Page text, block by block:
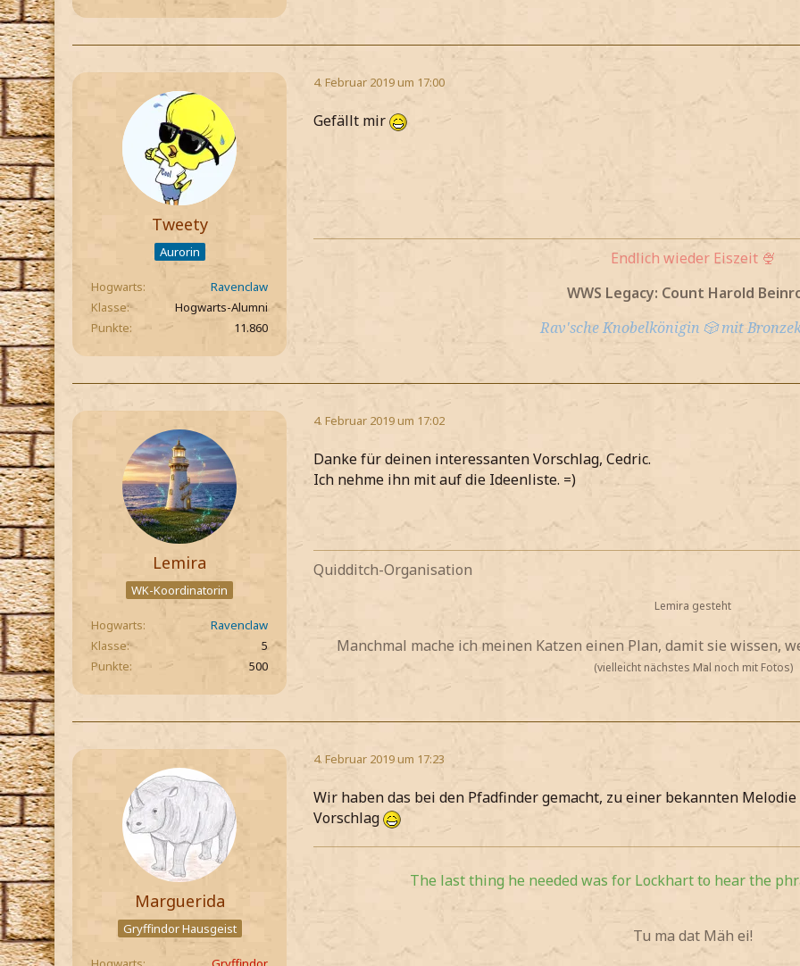
Tweety
Aurorin
Hogwarts
Ravenclaw
Klasse
Hogwarts-Alumni
Punkte
11.860
4. Februar 2019 um 17:00
Gefällt mir
Endlich wieder Eiszeit 🍨
WWS Legacy: Count Harold
Rav'sche Knobelkönigin 🎲 mit
Lemira
WK-Koordinatorin
Hogwarts
Ravenclaw
Klasse
5
Punkte
500
4. Februar 2019 um 17:02
Danke für deinen interessanten Vorschlag, Cedric.
Ich nehme ihn mit auf die Ideenliste. =)
Quidditch-Organisation
Lemira gesteht
Manchmal mache ich meinen Katzen einen Plan, damit sie wissen,
(vielleicht nächstes Mal noch mit Fotos)
Marguerida
Gryffindor Hausgeist
4. Februar 2019 um 17:23
Wir haben das bei den Pfadfinder gemacht, zu einer bekannten
Vorschlag
The last thing he needed was for Lockhart to hear the
Tu ma dat Mäh ei!